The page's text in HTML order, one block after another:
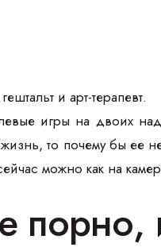
и арт-терапевт.
игры на двоих
то почему бы ее не
можно как на
порно,